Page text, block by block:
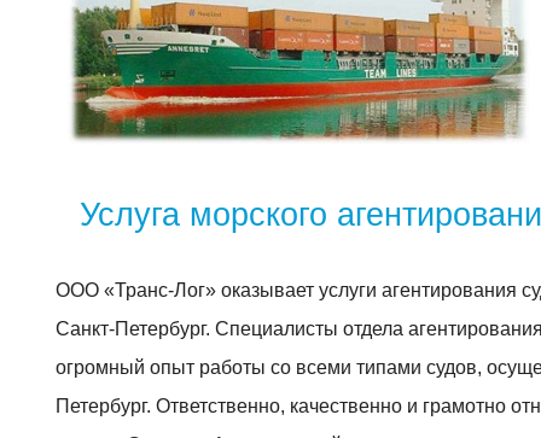
Услуга морского
ООО «Транс-Лог» оказывает услуги агентирования
Санкт-Петербург. Специалисты отдела
огромный опыт работы со всеми типами судов,
Петербург. Ответственно, качественно и грамотно